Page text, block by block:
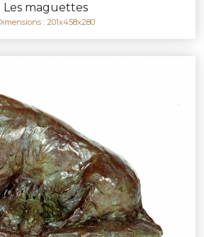
Les maguettes
: 201x458x280